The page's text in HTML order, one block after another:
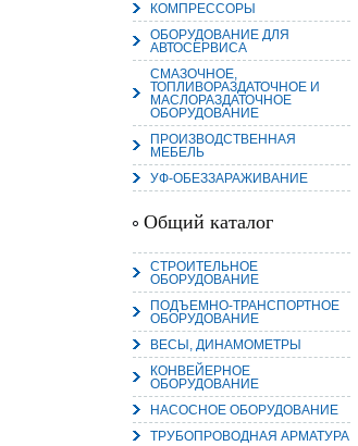
КОМПРЕССОРЫ
ОБОРУДОВАНИЕ ДЛЯ
АВТОСЕРВИСА
СМАЗОЧНОЕ,
ТОПЛИВОРАЗДАТОЧНОЕ И
МАСЛОРАЗДАТОЧНОЕ
ОБОРУДОВАНИЕ
ПРОИЗВОДСТВЕННАЯ
МЕБЕЛЬ
УФ-ОБЕЗЗАРАЖИВАНИЕ
Общий каталог
СТРОИТЕЛЬНОЕ
ОБОРУДОВАНИЕ
ПОДЪЕМНО-ТРАНСПОРТНОЕ
ОБОРУДОВАНИЕ
ВЕСЫ, ДИНАМОМЕТРЫ
КОНВЕЙЕРНОЕ
ОБОРУДОВАНИЕ
НАСОСНОЕ ОБОРУДОВАНИЕ
ТРУБОПРОВОДНАЯ АРМАТУРА